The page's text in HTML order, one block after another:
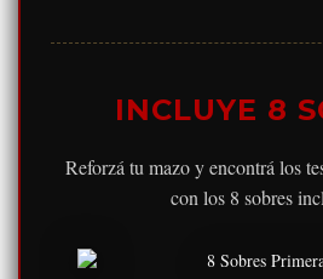
INCLUYE 8
Reforzá tu mazo y encontrá los
con los 8 sobres